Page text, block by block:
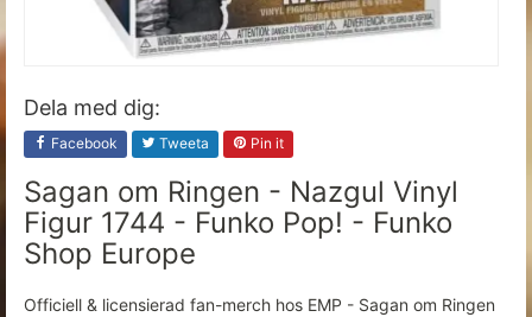
Dela med dig:
Facebook Tweeta Pin it
Sagan om Ringen - Nazgul Vinyl
Figur 1744 - Funko Pop! - Funko
Shop Europe
Officiell & licensierad fan-merch hos EMP - Sagan om Ringen